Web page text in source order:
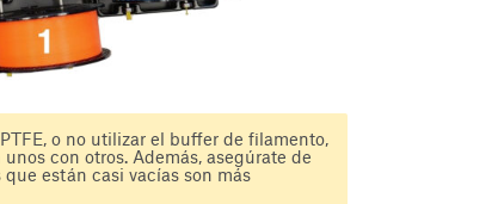
o no utilizar el buffer de filamento,
con otros. Además, asegúrate de
están casi vacías son más